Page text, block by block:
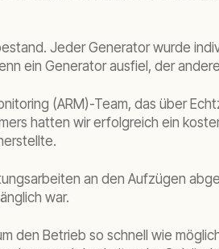
Jeder Generator wurde
ein Generator ausfiel, der
(ARM)-Team, das über
hatten wir erfolgreich ein
an den Aufzügen
war.
den Betrieb so schnell wie